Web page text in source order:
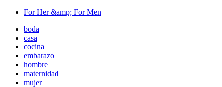
For Her &amp; For Men
boda
casa
cocina
embarazo
hombre
maternidad
mujer